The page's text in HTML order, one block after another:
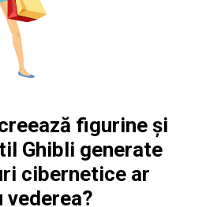
figurine și
Ghibli generate
cibernetice ar
vederea?